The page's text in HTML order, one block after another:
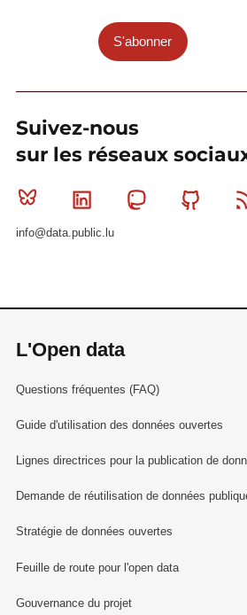
S'abonner
Suivez-nous
sur les réseaux
Bluesky Linkedin Mastodon
info@data.public.lu
L'Open data
Questions fréquentes (FAQ)
Guide d'utilisation des données ouvertes
Lignes directrices pour la publication de
Demande de réutilisation de données
Stratégie de données ouvertes
Feuille de route pour l'open data
Gouvernance du projet